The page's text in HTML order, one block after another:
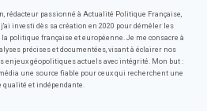
rédacteur passionné à Actualité Politique Française,
j'ai investi dès sa création en 2020 pour démêler les
politique française et européenne. Je me consacre à
précises et documentées, visant à éclairer nos
enjeux géopolitiques actuels avec intégrité. Mon but :
une source fiable pour ceux qui recherchent une
et indépendante.